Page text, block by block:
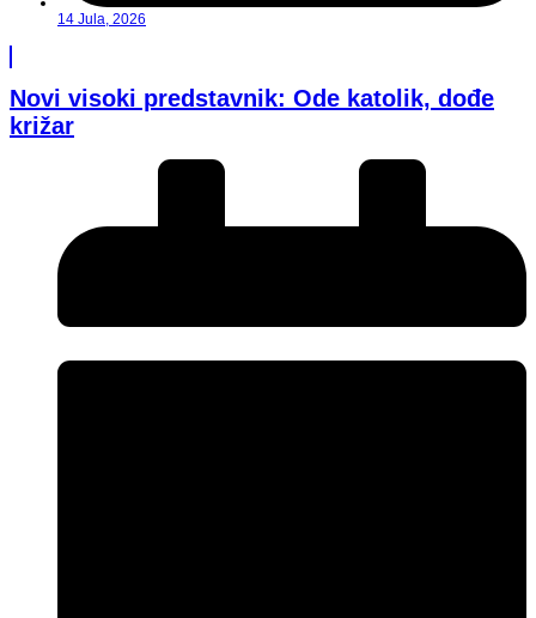
14 Jula, 2026
Novi visoki predstavnik: Ode katolik, dođe
križar